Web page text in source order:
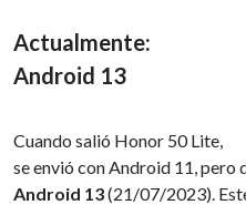
Actualmente:
Android 13
Cuando salió Honor 50 Lite,
se envió con Android 11, pero
Android 13(21/07/2023).